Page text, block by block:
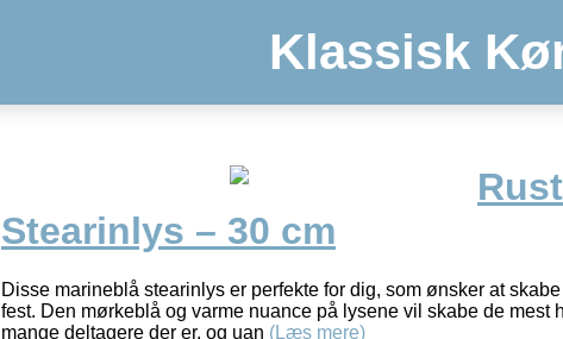
Klassisk
Stearinlys – 30 cm
Disse marineblå stearinlys er perfekte for dig, som ønsker at
fest. Den mørkeblå og varme nuance på lysene vil skabe de mest
mange deltagere der er, og uan (Læs mere)